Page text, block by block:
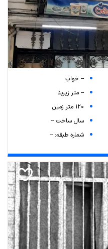
-- خواب
-- متر زیربنا
120 متر زمین
سال ساخت --
شماره طبقه: --